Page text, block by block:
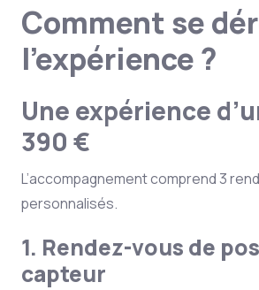
Comment se
l’expérience ?
Une expérience
390 €
L’accompagnement comprend 3
personnalisés.
1. Rendez-vous de
capteur